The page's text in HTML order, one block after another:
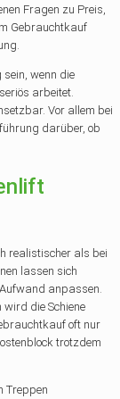
Fragen zu Preis,
Gebrauchtkauf
sein, wenn die
arbeitet.
Vor allem bei
darüber, ob
realistischer als bei
lassen sich
anpassen.
wird die Schiene
oft nur
trotzdem
Treppen